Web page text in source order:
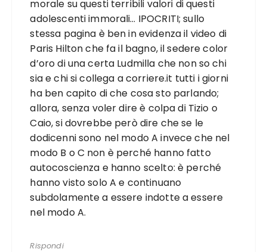
morale su questi terribili valori di questi
adolescenti immorali… IPOCRITI; sullo
stessa pagina è ben in evidenza il video di
Paris Hilton che fa il bagno, il sedere color
d’oro di una certa Ludmilla che non so chi
sia e chi si collega a corriere.it tutti i giorni
ha ben capito di che cosa sto parlando;
allora, senza voler dire è colpa di Tizio o
Caio, si dovrebbe però dire che se le
dodicenni sono nel modo A invece che nel
modo B o C non è perché hanno fatto
autocoscienza e hanno scelto: è perché
hanno visto solo A e continuano
subdolamente a essere indotte a essere
nel modo A.
Rispondi